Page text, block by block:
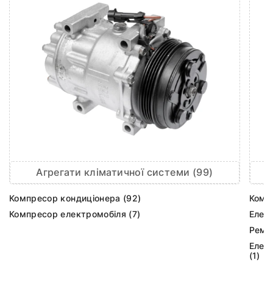
Агрегати кліматичної системи (99)
Компресор кондиціонера (92)
Компресор електромобіля (7)
(1)